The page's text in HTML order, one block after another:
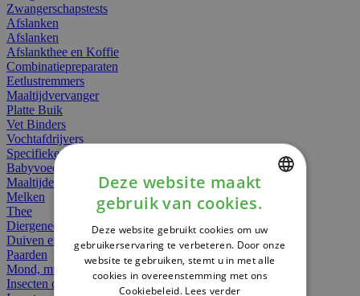
Zwangerschapstests
Afslanken
Afslanken
Afslankthee en Koffie
Combinatiepreparaten
Eetlustremmers
Maaltijdvervanger
Platte Buik
Vet Binders
Vochtafdrijvers
Specifieke Voeding
Babyvoeding
Maaltijden
Melken
Thee
Diergeneesmiddelen
Duiven en vogels
Paarden
Mond, muil of snavel
Insecten dieren
DUTCH
FRENCH
ENGLISH
Deze website maakt
gebruik van cookies.
Deze website gebruikt cookies om uw
gebruikerservaring te verbeteren. Door onze
website te gebruiken, stemt u in met alle
cookies in overeenstemming met ons
Cookiebeleid. Lees verder